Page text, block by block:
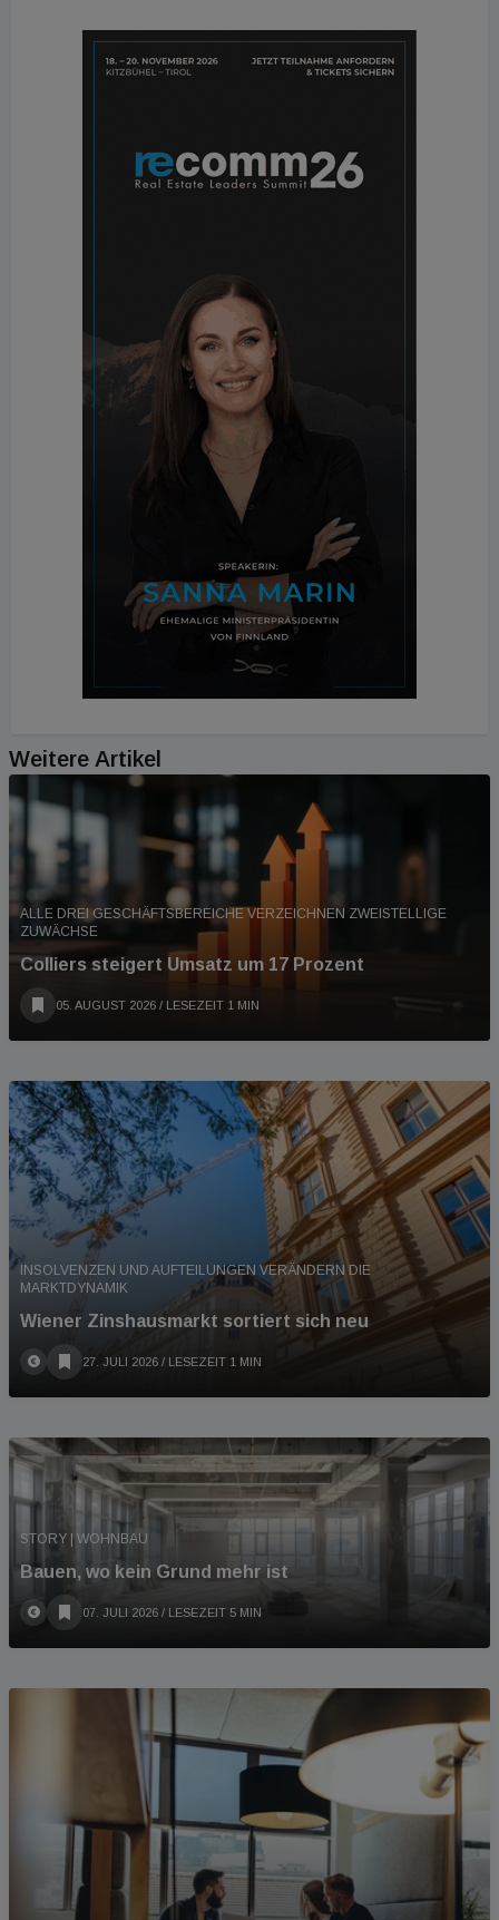
Weitere Artikel
ALLE DREI GESCHÄFTSBEREICHE VERZEICHNEN ZWEISTELLIGE
ZUWÄCHSE
Colliers steigert Umsatz um 17 Prozent
05. AUGUST 2026 / LESEZEIT 1 MIN
INSOLVENZEN UND AUFTEILUNGEN VERÄNDERN DIE
MARKTDYNAMIK
Wiener Zinshausmarkt sortiert sich neu
27. JULI 2026 / LESEZEIT 1 MIN
STORY | WOHNBAU
Bauen, wo kein Grund mehr ist
07. JULI 2026 / LESEZEIT 5 MIN